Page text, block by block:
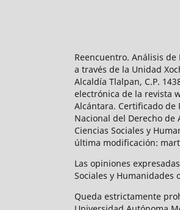
Reencuentro. Análisis
a través de la Unidad
Alcaldía Tlalpan, C.P.
electrónica de la revista
Alcántara. Certificado de
Nacional del Derecho de
Ciencias Sociales y
última modificación:
Las opiniones
Sociales y Humanidades
Queda estrictamente